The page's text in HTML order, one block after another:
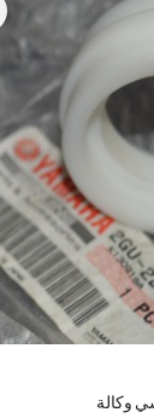
وكالة